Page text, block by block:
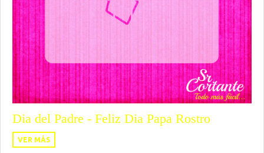
Dia del Padre - Feliz Dia Papa Rostro
VER MÁS